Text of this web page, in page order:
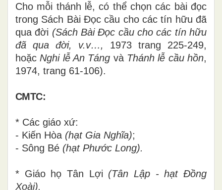
Cho mỗi thánh lễ, có thể chọn các bài đọc
trong Sách Bài Đọc cầu cho các tín hữu đã
qua đời (Sách Bài Đọc cầu cho các tín hữu
đã qua đời, v.v…, 1973 trang 225-249,
hoặc Nghi lễ An Táng và Thánh lễ cầu hồn,
1974, trang 61-106).
CMTC:
* Các giáo xứ:
- Kiến Hòa (hạt Gia Nghĩa);
- Sông Bé (hạt Phước Long).
* Giáo họ Tân Lợi (Tân Lập - hạt Đồng
Xoài).